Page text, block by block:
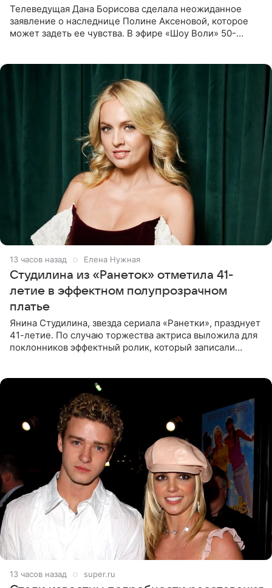
Телеведущая Дана Борисова сделала неожиданное
заявление о наследнице Полине Аксеновой, которое
может задеть ее чувства. В эфире «Шоу Воли» 50-
13 часов назад Елена Нужная
Студилина из «Ранеток» отметила 41-
летие в эффектном полупрозрачном
платье
Янина Студилина, звезда сериала «Ранетки», празднует
41-летие. По случаю торжества актриса выложила для
поклонников эффектный ролик, который записали
13 часов назад super.ru